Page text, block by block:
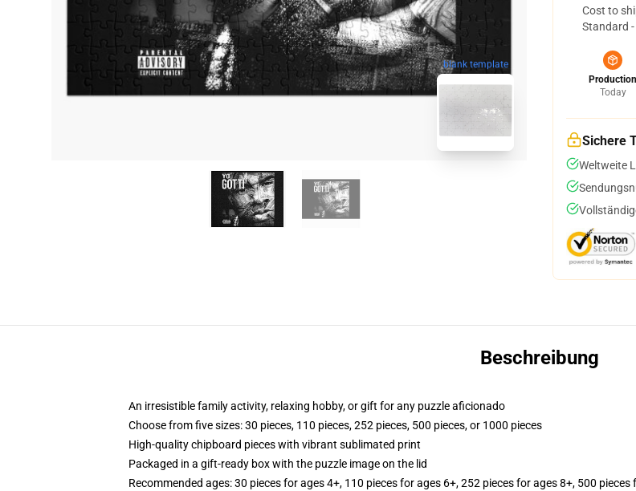
blank template
Cost to
Standard
Production
Today
Sichere
Weltweite
Beschreibung
An irresistible family activity, relaxing hobby, or gift for any puzzle aficionado
Choose from five sizes: 30 pieces, 110 pieces, 252 pieces, 500 pieces, or 1000 pieces
High-quality chipboard pieces with vibrant sublimated print
Packaged in a gift-ready box with the puzzle image on the lid
Recommended ages: 30 pieces for ages 4+, 110 pieces for ages 6+, 252 pieces for ages 8+, 500